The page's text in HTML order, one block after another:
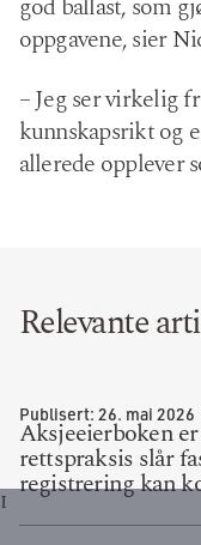
oppgavene, sier
– Jeg ser virkelig
kunnskapsrikt og
allerede opplever
Relevante
Publisert: 26. mai 2026
Aksjeeierboken
rettspraksis slår
registrering kan
I